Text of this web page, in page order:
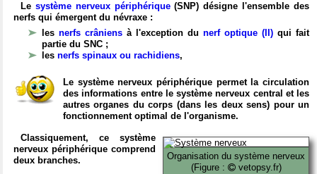
Le système nerveux périphérique(SNP) désigne l'ensemble des
nerfs qui émergent du névraxe :
les nerfs crâniens à l'exception du nerf optique (II) qui fait
partie du SNC ;
les nerfs spinaux ou rachidiens,
Le système nerveux périphérique permet la circulation
des informations entre le système nerveux central et les
autres organes du corps (dans les deux sens) pour un
fonctionnement optimal de l'organisme.
Organisation du système nerveux
(Figure :
vetopsy.fr)
Classiquement, ce système
nerveux périphérique comprend
deux branches.